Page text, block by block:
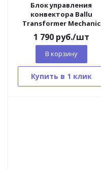
Блок управления
конвектора Ballu
Transformer Mechanic
BCT/EVU-3M
(механический)
1 790руб./шт
В корзину
Купить в 1 клик